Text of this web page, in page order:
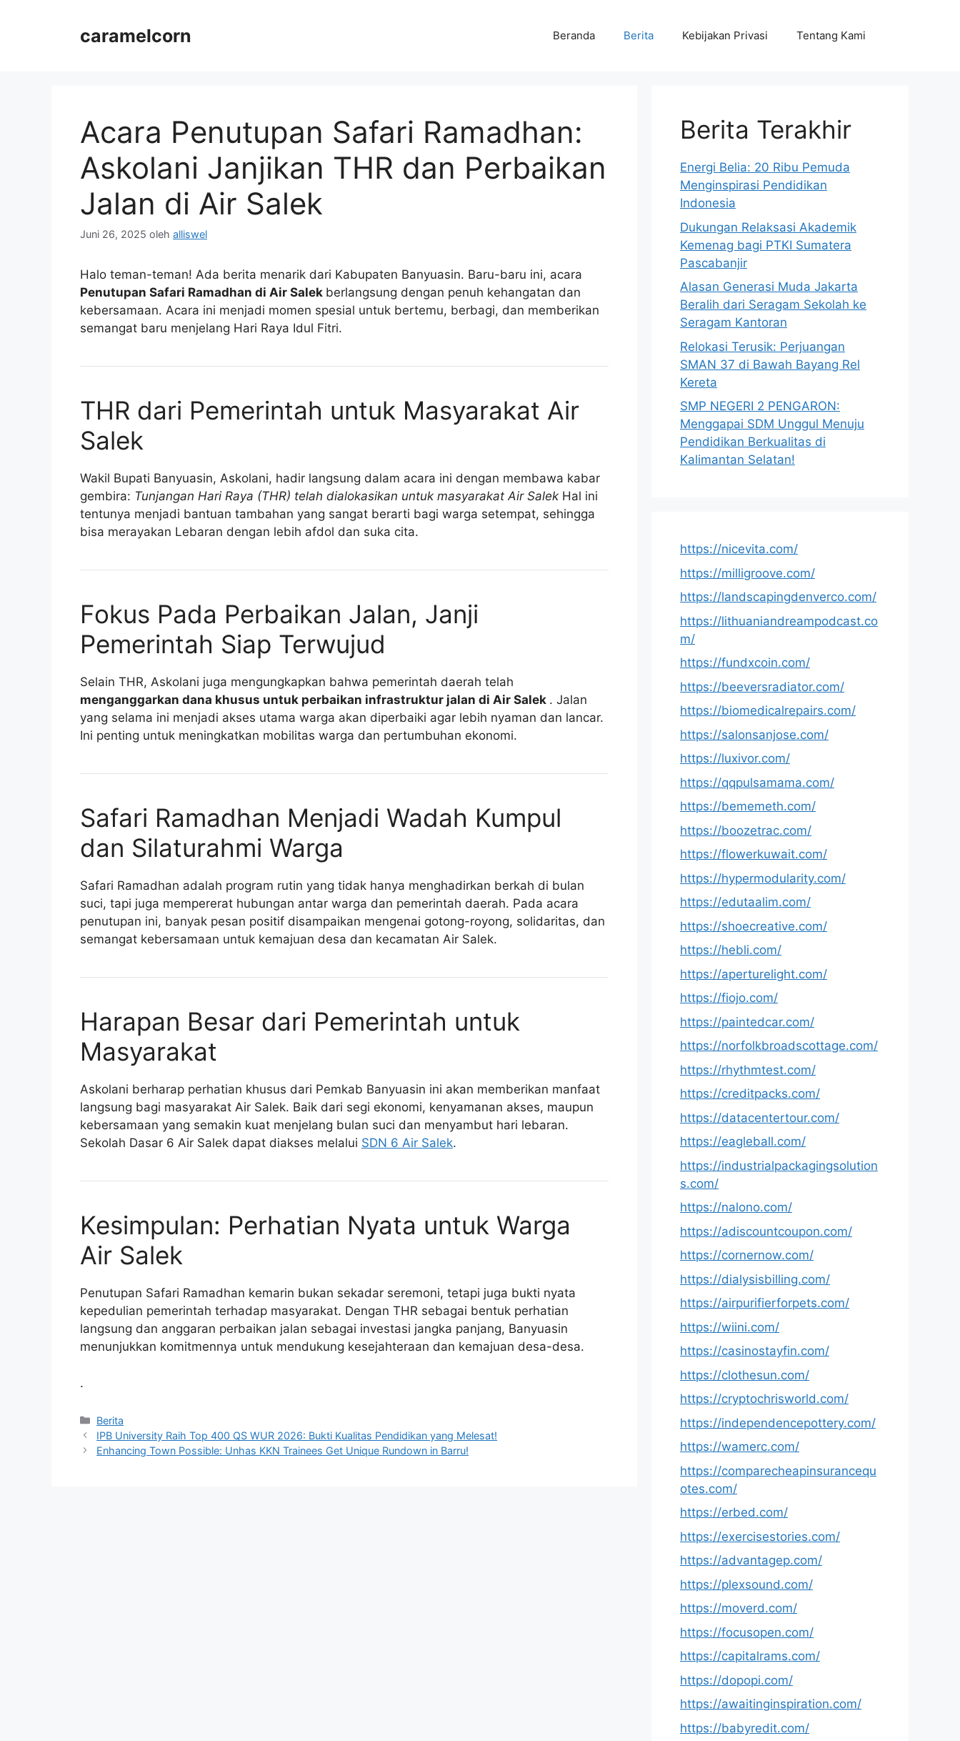
caramelcorn Beranda Berita Kebijakan Privasi Tentang Kami
Acara Penutupan Safari Ramadhan:
Askolani Janjikan THR dan Perbaikan
Jalan di Air Salek
Juni 26, 2025 oleh alliswel
Halo teman-teman! Ada berita menarik dari Kabupaten Banyuasin. Baru-baru ini, acara
Penutupan Safari Ramadhan di Air Salek berlangsung dengan penuh kehangatan dan
kebersamaan. Acara ini menjadi momen spesial untuk bertemu, berbagi, dan memberikan
semangat baru menjelang Hari Raya Idul Fitri.
THR dari Pemerintah untuk Masyarakat Air
Salek
Wakil Bupati Banyuasin, Askolani, hadir langsung dalam acara ini dengan membawa kabar
gembira: Tunjangan Hari Raya (THR) telah dialokasikan untuk masyarakat Air Salek Hal ini
tentunya menjadi bantuan tambahan yang sangat berarti bagi warga setempat, sehingga
bisa merayakan Lebaran dengan lebih afdol dan suka cita.
Fokus Pada Perbaikan Jalan, Janji
Pemerintah Siap Terwujud
Selain THR, Askolani juga mengungkapkan bahwa pemerintah daerah telah
menganggarkan dana khusus untuk perbaikan infrastruktur jalan di Air Salek . Jalan
yang selama ini menjadi akses utama warga akan diperbaiki agar lebih nyaman dan lancar.
Ini penting untuk meningkatkan mobilitas warga dan pertumbuhan ekonomi.
Safari Ramadhan Menjadi Wadah Kumpul
dan Silaturahmi Warga
Safari Ramadhan adalah program rutin yang tidak hanya menghadirkan berkah di bulan
suci, tapi juga mempererat hubungan antar warga dan pemerintah daerah. Pada acara
penutupan ini, banyak pesan positif disampaikan mengenai gotong-royong, solidaritas, dan
semangat kebersamaan untuk kemajuan desa dan kecamatan Air Salek.
Harapan Besar dari Pemerintah untuk
Masyarakat
Askolani berharap perhatian khusus dari Pemkab Banyuasin ini akan memberikan manfaat
langsung bagi masyarakat Air Salek. Baik dari segi ekonomi, kenyamanan akses, maupun
kebersamaan yang semakin kuat menjelang bulan suci dan menyambut hari lebaran.
Sekolah Dasar 6 Air Salek dapat diakses melalui SDN 6 Air Salek.
Kesimpulan: Perhatian Nyata untuk Warga
Air Salek
Penutupan Safari Ramadhan kemarin bukan sekadar seremoni, tetapi juga bukti nyata
kepedulian pemerintah terhadap masyarakat. Dengan THR sebagai bentuk perhatian
langsung dan anggaran perbaikan jalan sebagai investasi jangka panjang, Banyuasin
menunjukkan komitmennya untuk mendukung kesejahteraan dan kemajuan desa-desa.
.
Kategori
Berita
IPB University Raih Top 400 QS WUR 2026: Bukti Kualitas Pendidikan yang Melesat!
Enhancing Town Possible: Unhas KKN Trainees Get Unique Rundown in Barru!
Berita Terakhir
Energi Belia: 20 Ribu Pemuda
Menginspirasi Pendidikan
Indonesia
Dukungan Relaksasi Akademik
Kemenag bagi PTKI Sumatera
Pascabanjir
Alasan Generasi Muda Jakarta
Beralih dari Seragam Sekolah ke
Seragam Kantoran
Relokasi Terusik: Perjuangan
SMAN 37 di Bawah Bayang Rel
Kereta
SMP NEGERI 2 PENGARON:
Menggapai SDM Unggul Menuju
Pendidikan Berkualitas di
Kalimantan Selatan!
https://nicevita.com/
https://milligroove.com/
https://landscapingdenverco.com/
https://lithuaniandreampodcast.co
m/
https://fundxcoin.com/
https://beeversradiator.com/
https://biomedicalrepairs.com/
https://salonsanjose.com/
https://luxivor.com/
https://qqpulsamama.com/
https://bememeth.com/
https://boozetrac.com/
https://flowerkuwait.com/
https://hypermodularity.com/
https://edutaalim.com/
https://shoecreative.com/
https://hebli.com/
https://aperturelight.com/
https://fiojo.com/
https://paintedcar.com/
https://norfolkbroadscottage.com/
https://rhythmtest.com/
https://creditpacks.com/
https://datacentertour.com/
https://eagleball.com/
https://industrialpackagingsolution
s.com/
https://nalono.com/
https://adiscountcoupon.com/
https://cornernow.com/
https://dialysisbilling.com/
https://airpurifierforpets.com/
https://wiini.com/
https://casinostayfin.com/
https://clothesun.com/
https://cryptochrisworld.com/
https://independencepottery.com/
https://wamerc.com/
https://comparecheapinsurancequ
otes.com/
https://erbed.com/
https://exercisestories.com/
https://advantagep.com/
https://plexsound.com/
https://moverd.com/
https://focusopen.com/
https://capitalrams.com/
https://dopopi.com/
https://awaitinginspiration.com/
https://babyredit.com/